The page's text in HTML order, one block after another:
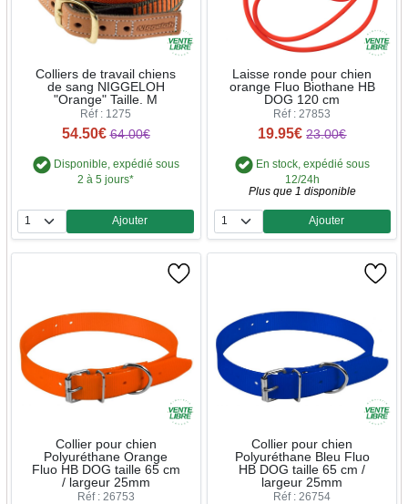
Colliers de travail chiens
de sang NIGGELOH
"Orange" Taille. M
Réf : 1275
54.50€ 64.00€
Disponible, expédié sous
2 à 5 jours*
Quantité
Ajouter
Laisse ronde pour chien
orange Fluo Biothane HB
DOG 120 cm
Réf : 27853
19.95€ 23.00€
En stock, expédié sous
12/24h
Plus que 1 disponible
Quantité
Ajouter
Collier pour chien
Polyuréthane Orange
Fluo HB DOG taille 65 cm
/ largeur 25mm
Réf : 26753
Collier pour chien
Polyuréthane Bleu Fluo
HB DOG taille 65 cm /
largeur 25mm
Réf : 26754